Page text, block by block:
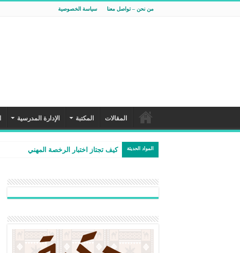
من نحن – تواصل معنا سياسة الخصوصية
المقالات المكتبة الإدارة المدرسية
المواد الحديثة كيف تجتاز اختبار الرخصة المهنية للمدربين